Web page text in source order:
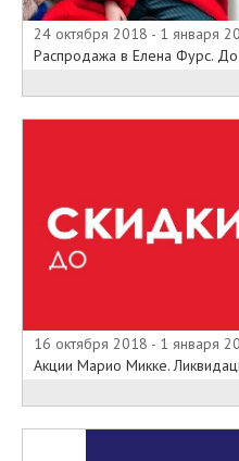
24 октября 2018 - 1 января
Распродажа в Елена Фурс.
16 октября 2018 - 1 января
Акции Марио Микке.